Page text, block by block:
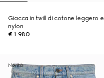
Giacca in twill di cotone leggero e
nylon
€ 1.980
Novità